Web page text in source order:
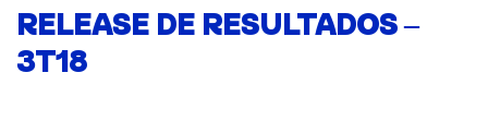
RELEASE DE RESULTADOS –
3T18